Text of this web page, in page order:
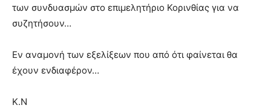
των συνδυασμών στο επιμελητήριο Κορινθίας για να
συζητήσουν…
Εν αναμονή των εξελίξεων που από ότι φαίνεται θα
έχουν ενδιαφέρον…
Κ.Ν